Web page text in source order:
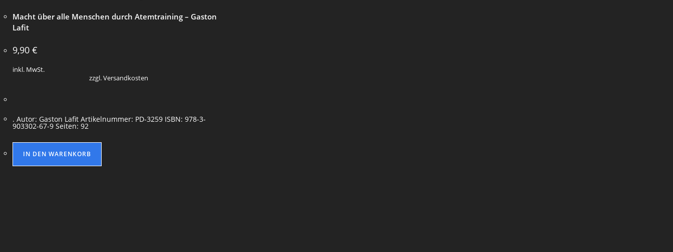
Macht über alle Menschen durch Atemtraining – Gaston
Lafit
9,90 €
inkl. MwSt.
zzgl. Versandkosten
. Autor: Gaston Lafit Artikelnummer: PD-3259 ISBN: 978-3-
903302-67-9 Seiten: 92
IN DEN WARENKORB